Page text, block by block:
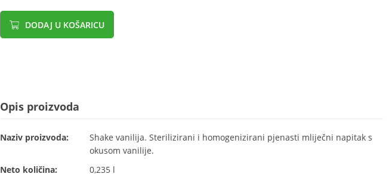
DODAJ U KOŠARICU
Opis proizvoda
Naziv proizvoda:
Shake vanilija. Sterilizirani i homogenizirani pjenasti mliječni napitak s
okusom vanilije.
Neto količina:
0,235 l